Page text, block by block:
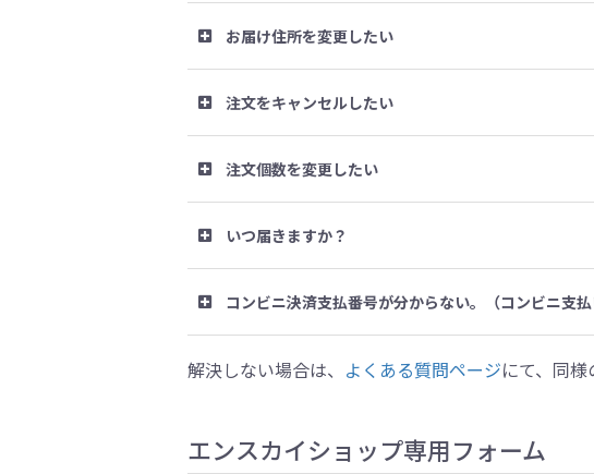
お届け住所を変更したい
注文をキャンセルしたい
注文個数を変更したい
いつ届きますか？
コンビニ決済支払番号が分からない。（コンビニ支
解決しない場合は、 よくある質問ページにて、同様
エンスカイショップ専用フォーム